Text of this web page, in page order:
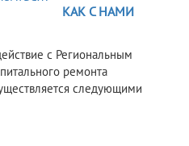
КАК С НАМИ
с Региональным
ремонта
следующими